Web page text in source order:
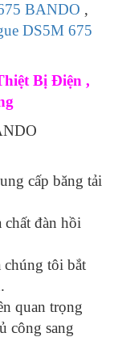
BANDO ,
DS5M 675
Bị Điện ,
cấp băng tải
đàn hồi
chúng tôi bắt
quan trọng
công sang